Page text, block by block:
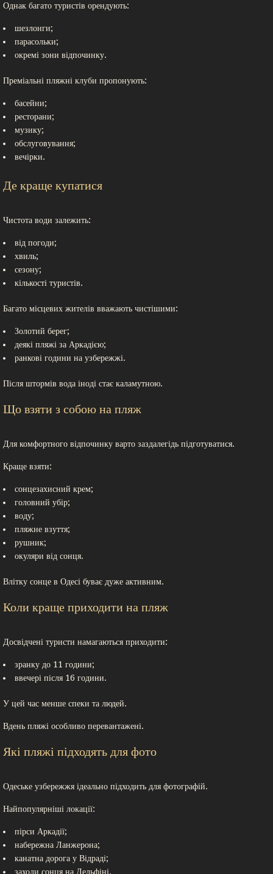
Однак багато туристів орендують:
шезлонги;
парасольки;
окремі зони відпочинку.
Преміальні пляжні клуби пропонують:
басейни;
ресторани;
музику;
обслуговування;
вечірки.
Де краще купатися
Чистота води залежить:
від погоди;
хвиль;
сезону;
кількості туристів.
Багато місцевих жителів вважають чистішими:
Золотий берег;
деякі пляжі за Аркадією;
ранкові години на узбережжі.
Після штормів вода іноді стає каламутною.
Що взяти з собою на пляж
Для комфортного відпочинку варто заздалегідь підготуватися.
Краще взяти:
сонцезахисний крем;
головний убір;
воду;
пляжне взуття;
рушник;
окуляри від сонця.
Влітку сонце в Одесі буває дуже активним.
Коли краще приходити на пляж
Досвідчені туристи намагаються приходити:
зранку до 11 години;
ввечері після 16 години.
У цей час менше спеки та людей.
Вдень пляжі особливо перевантажені.
Які пляжі підходять для фото
Одеське узбережжя ідеально підходить для фотографій.
Найпопулярніші локації:
пірси Аркадії;
набережна Ланжерона;
канатна дорога у Відраді;
заходи сонця на Дельфіні.